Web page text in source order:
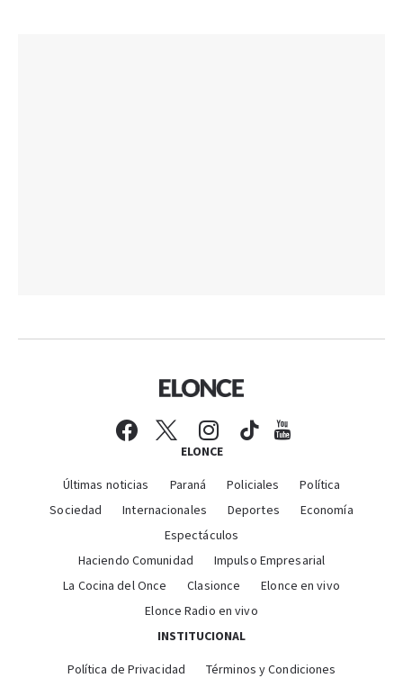
ELONCE
Últimas noticias Paraná Policiales
Política
Sociedad
Internacionales Deportes
Economía
Espectáculos
Haciendo Comunidad
Impulso Empresarial
La Cocina del Once
Clasionce
Elonce en vivo
Elonce Radio en vivo
INSTITUCIONAL
Política de Privacidad Términos y Condiciones